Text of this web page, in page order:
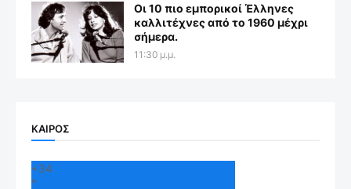
Οι 10 πιο εμπορικοί Έλληνες
καλλιτέχνες από το 1960 μέχρι
σήμερα.
11:30 μ.μ.
ΚΑΙΡΟΣ
+34
°